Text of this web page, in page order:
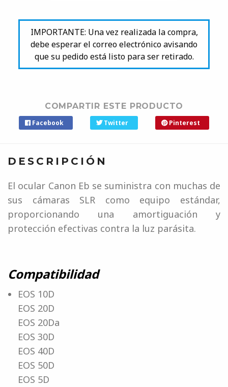
IMPORTANTE: Una vez realizada la compra,
debe esperar el correo electrónico avisando
que su pedido está listo para ser retirado.
COMPARTIR ESTE PRODUCTO
Facebook Twitter Pinterest
DESCRIPCIÓN
El ocular Canon Eb se suministra con muchas de
sus cámaras SLR como equipo estándar,
proporcionando una amortiguación y
protección efectivas contra la luz parásita.
Compatibilidad
EOS 10D
EOS 20D
EOS 20Da
EOS 30D
EOS 40D
EOS 50D
EOS 5D